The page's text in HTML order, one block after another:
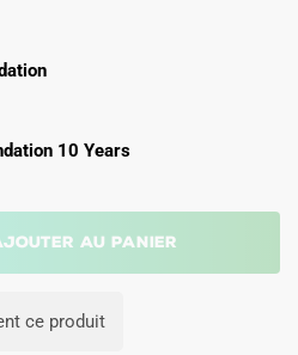
10 Years
au panier
ce produit